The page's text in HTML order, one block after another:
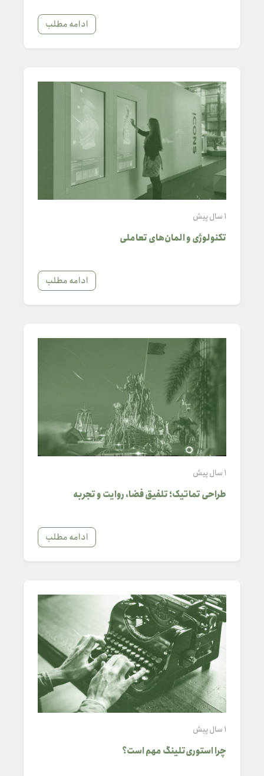
ادامه مطلب
1 سال پیش
تکنولوژی و المان‌های تعاملی
ادامه مطلب
1 سال پیش
طراحی تماتیک؛ تلفیق فضا، روایت و تجربه
ادامه مطلب
1 سال پیش
چرا استوری‌تلینگ مهم است؟